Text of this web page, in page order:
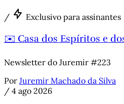
/ Exclusivo para assinantes
✉️ Casa dos Espíritos e
Newsletter do Juremir #223
Por Juremir Machado da Silva
/ 4 ago 2026